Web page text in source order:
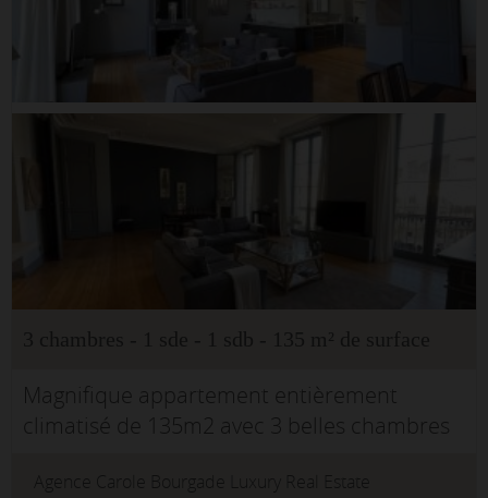
Magnifique appartement entièrement
climatisé de 135m2 avec 3 belles chambres